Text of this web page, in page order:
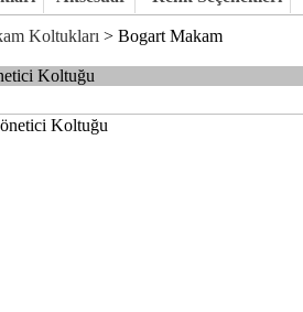
ürünlerimizi incelemenizi öneririz.
kavuşabilirsiniz.
Koltukları > Bogart Makam
Koltuğu